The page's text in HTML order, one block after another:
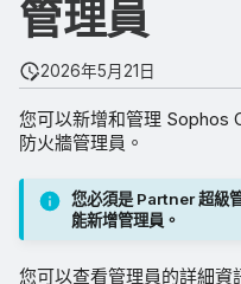
管理員
2026年5月21日
您可以新增和管理 Sophos
防火牆管理員。
您必須是 Partner 超級
能新增管理員。
您可以查看管理員的詳細資